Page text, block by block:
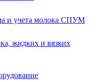
и учета молока СПУМ
жидких и вязких